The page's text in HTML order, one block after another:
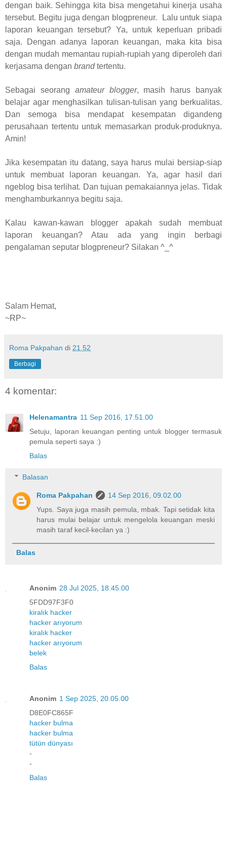
dengan baik. Sehingga kita bisa mengetahui kinerja usaha
tersebut. Begitu juga dengan blogpreneur.
Lalu untuk siapa
laporan keuangan tersebut? Ya, untuk keperluan pribadi
saja. Dengan adanya laporan keuangan, maka kita bisa
dengan mudah memantau rupiah-rupiah yang diperoleh dari
kerjasama dengan brandtertentu.
Sebagai seorang amateur blogger, masih harus banyak
belajar agar menghasilkan tulisan-tulisan yang berkualitas.
Dan semoga bisa mendapat kesempatan digandeng
perusahaan tertentu untuk memasarkan produk-produknya.
Amin!
Jika kesempatan itu datang, saya harus mulai bersiap-siap
untuk membuat laporan keuangan. Ya, agar hasil dari
ngeblog bisa terlihat. Dan tujuan pemakaiannya jelas. Tidak
menghamburkannya begitu saja.
Kalau kawan-kawan blogger apakah sudah membuat
laporan keuangan? Atau ada yang ingin berbagi
pengalaman seputar blogpreneur? Silakan ^_^
Salam Hemat,
~RP~
Roma Pakpahan di 21.52
Berbagi
4 komentar:
Helenamantra 11 Sep 2016, 17.51.00
Setuju, laporan keuangan penting untuk blogger termasuk
pemula seperti saya :)
Balas
Balasan
Roma Pakpahan
14 Sep 2016, 09.02.00
Yups. Saya juga masih pemula, mbak. Tapi setidak kita
harus mulai belajar untuk mengelola keuangan meski
masih taraf kecil-kecilan ya :)
Balas
Anonim 28 Jul 2025, 18.45.00
5FDD97F3F0
kiralık hacker
hacker arıyorum
kiralık hacker
hacker arıyorum
belek
Balas
Anonim 1 Sep 2025, 20.05.00
D8E0FC865F
hacker bulma
hacker bulma
tütün dünyası
-
-
Balas